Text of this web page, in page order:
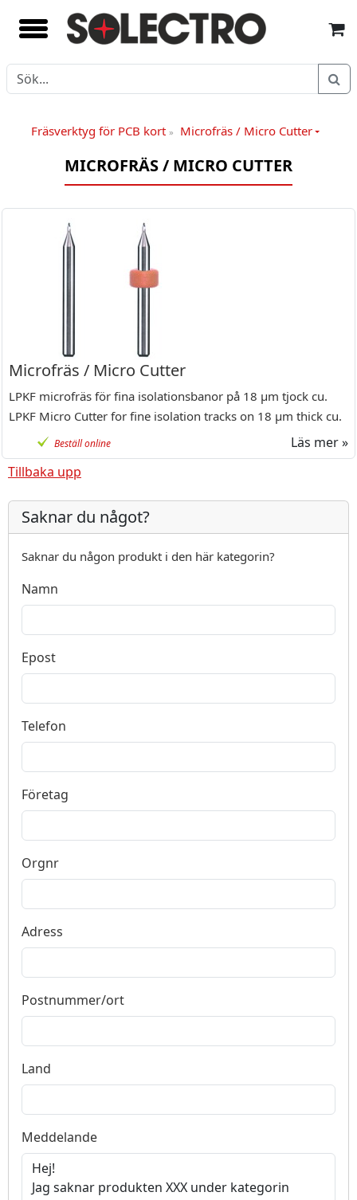
Fräsverktyg för PCB kort» Microfräs / Micro Cutter
MICROFRÄS / MICRO CUTTER
Microfräs / Micro Cutter
LPKF microfräs för fina isolationsbanor på 18 µm tjock cu.
LPKF Micro Cutter for fine isolation tracks on 18 µm thick cu.
Beställ online
Läs mer »
Tillbaka upp
Saknar du något?
Saknar du någon produkt i den här kategorin?
Namn
Epost
Telefon
Företag
Orgnr
Adress
Postnummer/ort
Land
Meddelande